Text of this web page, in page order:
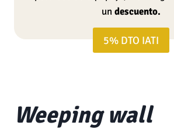
undescuento.
5% DTO IATI
Weeping wall